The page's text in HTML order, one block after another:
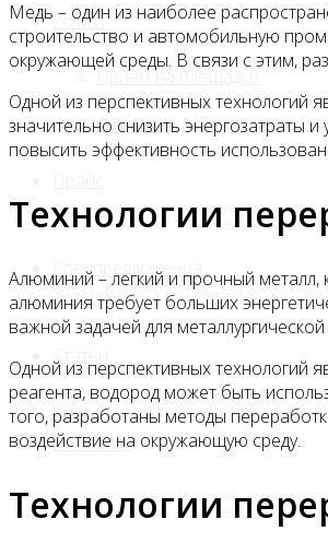
Услуги
Приём на площадке
Резка и вывоз
Демонтаж
Спецпредложения
Статьи
Контакты
Медь – один из наиболее
строительство и автомобильную
окружающей среды. В связи с этим,
Одной из перспективных технологий
значительно снизить энергозатраты
повысить эффективность
Технологии
Алюминий – легкий и прочный
алюминия требует больших
важной задачей для металлургической
Одной из перспективных технологий
реагента, водород может быть
того, разработаны методы
воздействие на окружающую среду.
Технологии